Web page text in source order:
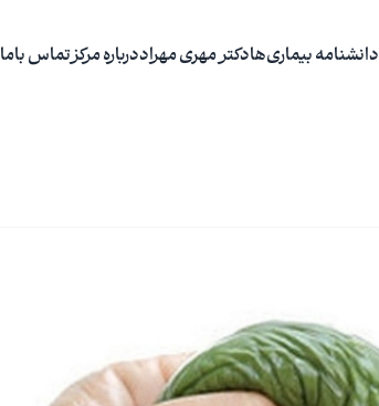
دانشنامه بیماری‌هادکتر مهری مهراددرباره مرکزتماس باما